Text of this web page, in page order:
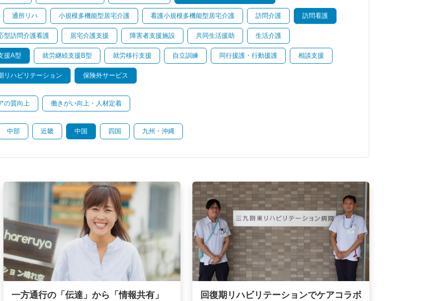
通所リハ 小規模多機能型居宅介護 看護小規模多機能型居宅介護 訪問介護 訪問看護
型訪問介護看護 居宅介護支援 障害者支援施設 共同生活援助 生活介護
援A型 就労継続支援B型 就労移行支援 自立訓練 同行援護・行動援護 相談支援
リハビリテーション 保険外サービス
の質向上 働きがい向上・人材定着
中部 近畿 中国 四国 九州・沖縄
一方通行の「伝達」から「情報共有」
回復期リハビリテーションでケアコラボ